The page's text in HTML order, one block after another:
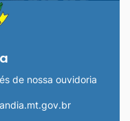
de nossa ouvidoria